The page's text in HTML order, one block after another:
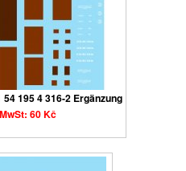
195 4 316-2 Ergänzung
60 Kč